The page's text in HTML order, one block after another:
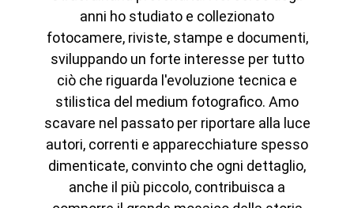
anni ho studiato e collezionato
fotocamere, riviste, stampe e documenti,
sviluppando un forte interesse per tutto
ciò che riguarda l'evoluzione tecnica e
stilistica del medium fotografico. Amo
scavare nel passato per riportare alla luce
autori, correnti e apparecchiature spesso
dimenticate, convinto che ogni dettaglio,
anche il più piccolo, contribuisca a